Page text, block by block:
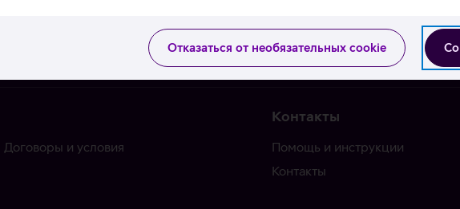
Отказаться от необязательных cookie
Договоры и условия
Контакты
Помощь и инструкции
Контакты